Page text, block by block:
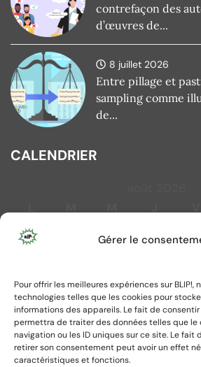
Gérer le
Pour offrir les meilleures expériences sur BLIP!,
technologies telles que les cookies pour
informations des appareils. Le fait de
permettra de traiter des données telles que
navigation ou les ID uniques sur ce site. Le fait
retirer son consentement peut avoir un effet
caractéristiques et fonctions.
contrefaçon des
d’œuvres de...
8 juillet 2026
Entre pillage et
sampling comme
de...
CALENDRIER
6 7
17
18 19 20 21
24
25 26 27 28
31